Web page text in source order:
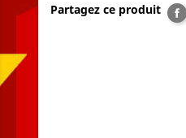
Partagez ce produit